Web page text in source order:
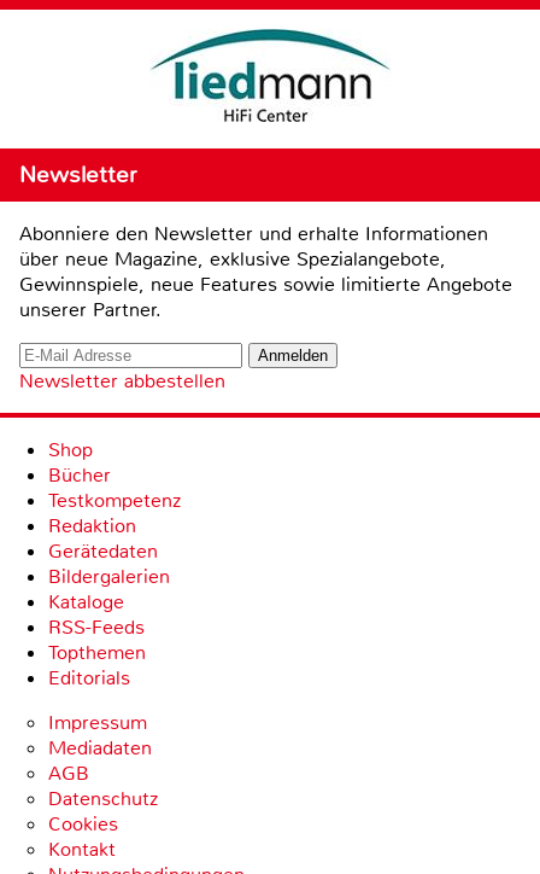
Newsletter
Abonniere den Newsletter und erhalte Informationen
über neue Magazine, exklusive Spezialangebote,
Gewinnspiele, neue Features sowie limitierte Angebote
unserer Partner.
Newsletter abbestellen
Shop
Bücher
Testkompetenz
Redaktion
Gerätedaten
Bildergalerien
Kataloge
RSS-Feeds
Topthemen
Editorials
Impressum
Mediadaten
AGB
Datenschutz
Cookies
Kontakt